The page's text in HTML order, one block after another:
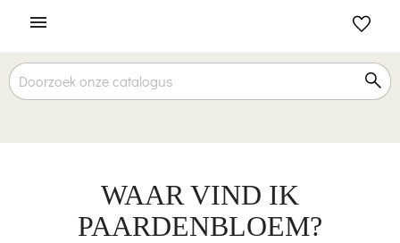

WAAR VIND IK
PAARDENBLOEM?